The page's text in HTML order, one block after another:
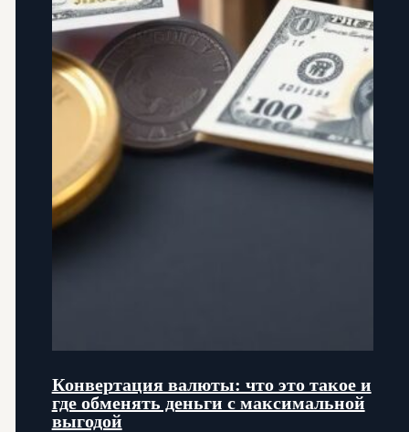
Конвертация валюты: что это такое и
где обменять деньги с максимальной
выгодой